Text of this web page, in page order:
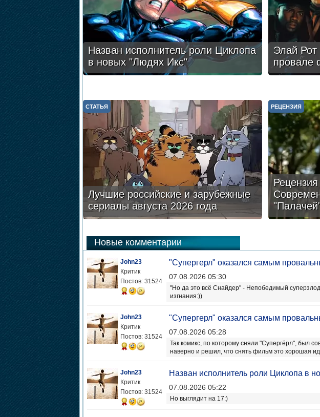
Назван исполнитель роли Циклопа
в новых "Людях Икс"
Элай Рот
провале
Лучшие российские и зарубежные
сериалы августа 2026 года
СТАТЬЯ РЕЦЕНЗИЯ
Новые комментарии
John23
Критик
Постов: 31524
"Супергерл" оказался самым
07.08.2026 05:30
"Но да это всё Снайдер" - Непобедимый
изгнания:))
John23
Критик
Постов: 31524
"Супергерл" оказался самым
07.08.2026 05:28
Так комикс, по которому сняли "Супергёрл", был
наверно и решил, что снять фильм это хорошая
John23
Критик
Постов: 31524
Назван исполнитель роли Циклопа в
07.08.2026 05:22
Но выглядит на 17:)